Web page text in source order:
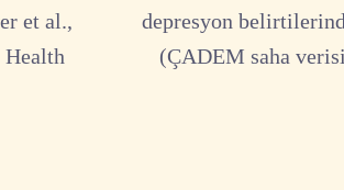
et al.,
depresyon
(ÇADEM saha